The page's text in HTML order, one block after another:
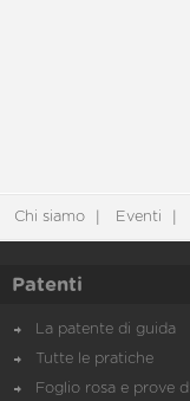
Chi siamo Eventi
Patenti
La patente di guida
Tutte le pratiche
Foglio rosa e prove